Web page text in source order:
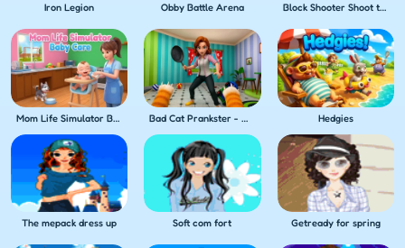
Iron Legion Obby Battle Arena Block Shooter Shoot the Blocks!
Mom Life Simulator Baby Care Bad Cat Prankster - Mom's Return Hedgies
The mepack dress up Soft com fort Getready for spring